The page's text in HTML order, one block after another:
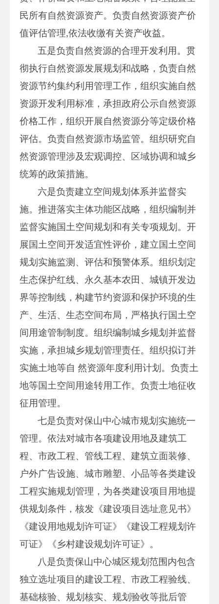
民所有自然资源资产。负责自然资源资产价
值评估管理,依法收缴有关资产收益。
五是负责自然资源的合理开发利用。贯
彻执行自然资源发展规划和战略，负责自然
资源节约集约利用管理工作，组织实施自然
资源开发利用标准，承担政府公示自然资源
价格工作，组织开展自然资源分等定级价格
评估。负责自然资源市场监管。组织研究自
然资源管理涉及宏观调控、区域协调和城乡
统筹的政策措施。
六是负责建立空间规划体系并监督实
施。推进落实主体功能区战略，组织编制并
监督实施国土空间规划和有关专项规划。开
展国土空间开发适宜性评价，建立国土空间
规划实施监测、评估和预警体系。组织划定
生态保护红线、永久基本农田、城镇开发边
界等控制线，构建节约资源和保护环境的生
产、生活、生态空间布局，严格执行国土空
间用途管制制度。组织编制城乡规划并监督
实施，承担城乡规划管理责任。组织拟订并
实施土地等自 然资源年度利用计划。负责土
地等国土空间用途转用工作。负责土地征收
征用管理。
七是负责对保山中心城市规划实施统一
管理。依法对城市各项建设用地及建筑工
程、市政工程、管线工程、建筑立面装修、
户外广告设施、城市雕塑、小品等各类建设
工程实施规划管理，为各类建设项目用地提
供规划条件，核发《建设项目选址意见书》
《建设用地规划许可证》《建设工程规划许
可证》《乡村建设规划许可证》。
八是负责保山中心城区规划范围内包含
独立选址项目的建设工程、市政工程验线、
基础核验、规划核实、规划验收等批后管